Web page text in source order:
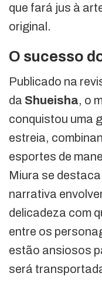
que fará jus à
original.
O sucesso
Publicado na
da Shueisha, o
conquistou uma
estreia,
esportes de
Miura se
narrativa
delicadeza com
entre os
estão ansiosos
será